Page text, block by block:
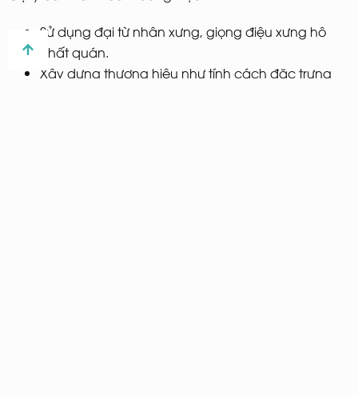
Sử dụng đại từ nhân xưng, giọng điệu xưng hô
nhất quán.
Xây dựng thương hiệu như tính cách đặc trưng